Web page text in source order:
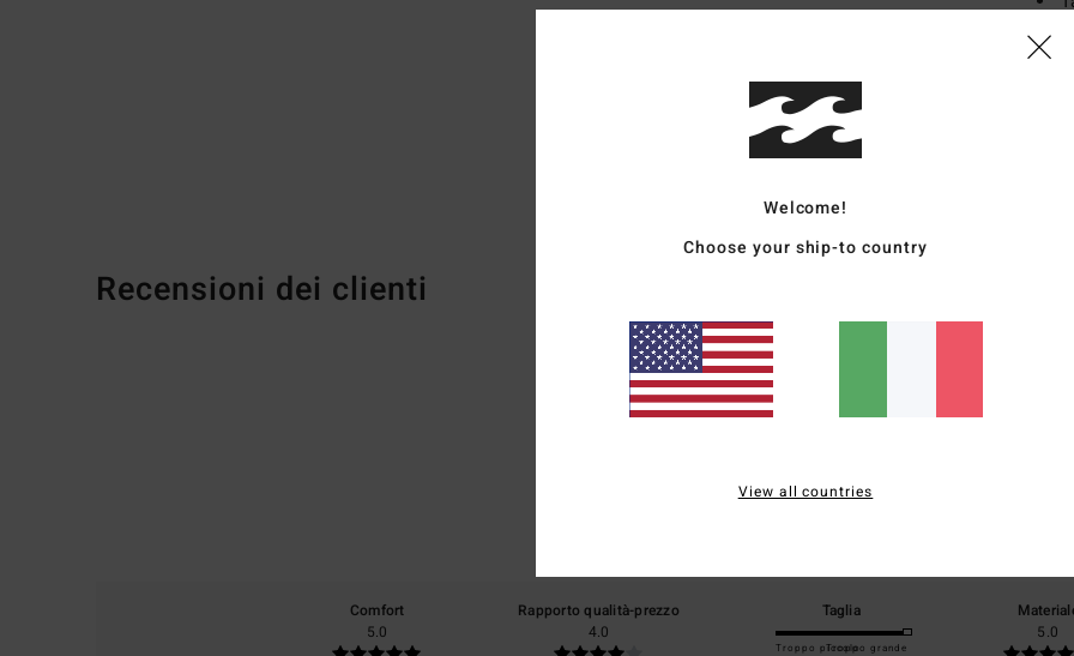
Recensioni dei clienti
Punteggio medio
5.0
Comfort
5.0
Rapporto qualità-prezzo
4.0
Taglia
Troppo piccoloTroppo grande
5.0
Welcome!
Choose your ship-to country
View all countries